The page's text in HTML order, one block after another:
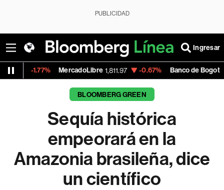
PUBLICIDAD
Ingresar
MercadoLibre 1,811.97 -0.67% Banco de Bogota
BLOOMBERG GREEN
Sequía histórica
empeorará en la
Amazonia brasileña, dice
un científico